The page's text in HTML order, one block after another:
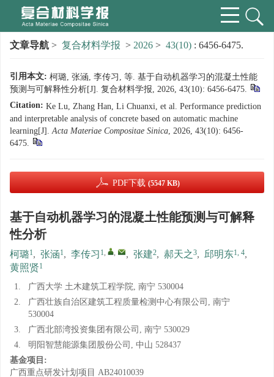
文章导航 > 复合材料学报 > 2026 > 43(10) : 6456-6475.
引用本文: 柯璐, 张涵, 李传习, 等. 基于自动机器学习的混凝土性能
预测与可解释性分析[J]. 复合材料学报, 2026, 43(10): 6456-6475.
Citation: Ke Lu, Zhang Han, Li Chuanxi, et al. Performance prediction
and interpretable analysis of concrete based on automatic machine
learning[J].Acta Materiae Compositae Sinica, 2026, 43(10): 6456-
6475.
PDF下载 (5547 KB)
基于自动机器学习的混凝土性能预测与可解释
性分析
柯璐1, 张涵1, 李传习 1, , , 张建2, 郝天之3, 邱明东1, 4,
黄照贤1
1.
广西大学 土木建筑工程学院, 南宁 530004
2.
广西壮族自治区建筑工程质量检测中心有限公司, 南宁
530004
3.
广西北部湾投资集团有限公司, 南宁 530029
4.
明阳智慧能源集团股份公司, 中山 528437
基金项目:
广西重点研发计划项目 AB24010039